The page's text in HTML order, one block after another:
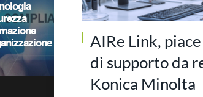
AIRe Link,
di supporto da
Konica Minolta